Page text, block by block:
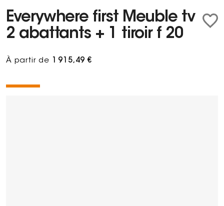
Everywhere first Meuble tv
2 abattants + 1 tiroir f 20
À partir de 1 915,49 €